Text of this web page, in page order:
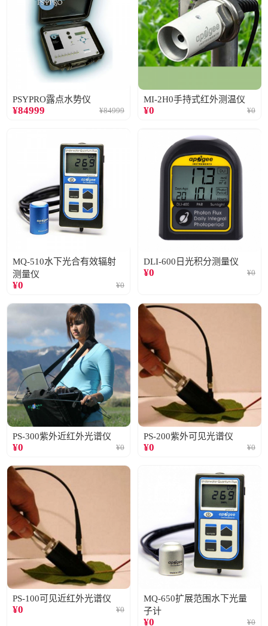
PSYPRO露点水势仪
¥84999 ¥84999
MI-2H0手持式红外测温仪
¥0 ¥0
MQ-510水下光合有效辐射
测量仪
¥0 ¥0
DLI-600日光积分测量仪
¥0 ¥0
PS-300紫外近红外光谱仪
¥0 ¥0
PS-200紫外可见光谱仪
¥0 ¥0
PS-100可见近红外光谱仪
¥0 ¥0
MQ-650扩展范围水下光量
子计
¥0 ¥0